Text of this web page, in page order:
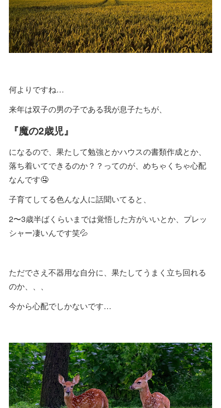
何よりですね…
来年は双子の男の子である我が息子たちが、
『魔の2歳児』
になるので、果たして勉強とかハウスの書類作成とか、
落ち着いてできるのか？？ってのが、めちゃくちゃ心配
なんです🤤
子育てしてる色んな人に話聞いてると、
2〜3歳半ばくらいまでは覚悟した方がいいとか、プレッ
シャー凄いんです笑💦
ただでさえ不器用な自分に、果たしてうまく立ち回れる
のか、、、
今から心配でしかないです…